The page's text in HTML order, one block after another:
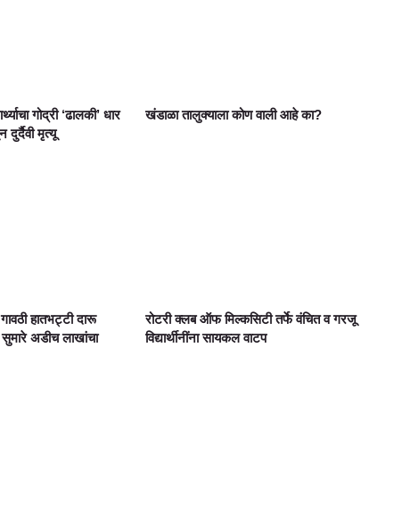
गोद्री ‘ढालकी’ धार
मृत्यू
खंडाळा तालुक्याला कोण वाली आहे का?
हातभट्टी दारू
अडीच लाखांचा
रोटरी क्लब ऑफ मिल्कसिटी तर्फे वंचित व गरजू
विद्यार्थीनींना सायकल वाटप